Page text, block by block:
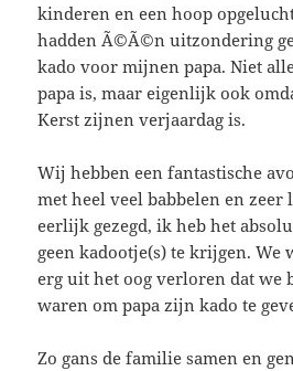
kinderen en een hoop
hadden Ã©Ã©n uitzondering
kado voor mijnen papa. Niet
papa is, maar eigenlijk ook
Kerst zijnen verjaardag is.
Wij hebben een fantastische
met heel veel babbelen en zeer
eerlijk gezegd, ik heb het
geen kadootje(s) te krijgen. We
erg uit het oog verloren dat we
waren om papa zijn kado te
Zo gans de familie samen en